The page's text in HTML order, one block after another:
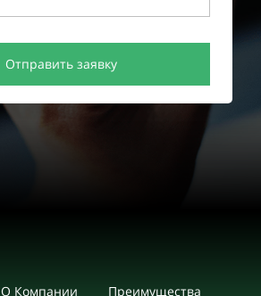
Отправить заявку
О Компании Преимущества